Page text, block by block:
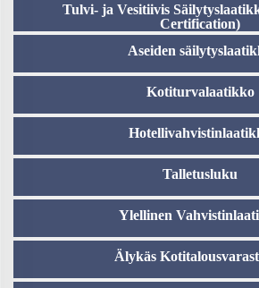
Tulvi- ja Vesitiivis
Certification)
Aseiden
Kotiturvalaatikko
Talletusluku
Ylellinen
Älykäs